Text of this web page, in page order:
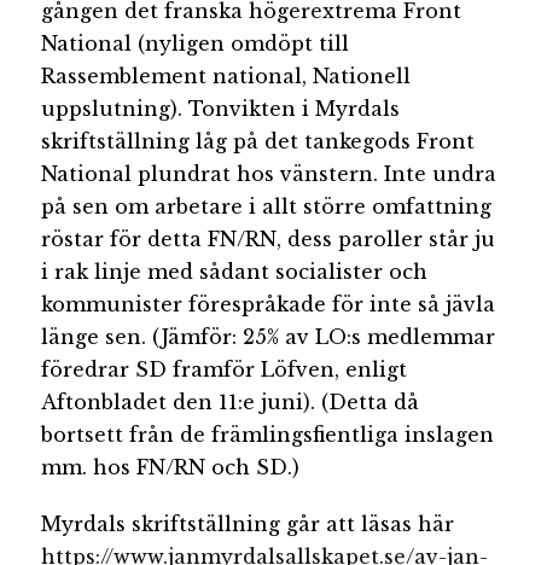
gången det franska högerextrema Front
National (nyligen omdöpt till
Rassemblement national, Nationell
uppslutning). Tonvikten i Myrdals
skriftställning låg på det tankegods Front
National plundrat hos vänstern. Inte undra
på sen om arbetare i allt större omfattning
röstar för detta FN/RN, dess paroller står ju
i rak linje med sådant socialister och
kommunister förespråkade för inte så jävla
länge sen. (Jämför: 25% av LO:s medlemmar
föredrar SD framför Löfven, enligt
Aftonbladet den 11:e juni). (Detta då
bortsett från de främlingsfientliga inslagen
mm. hos FN/RN och SD.)
Myrdals skriftställning går att läsas här
https://www.janmyrdalsallskapet.se/av-jan-